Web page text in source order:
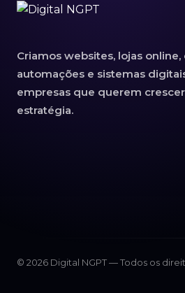
Criamos websites, lojas online,
automações e sistemas
empresas que querem
estratégia.
© 2026 Digital NGPT — Todos os